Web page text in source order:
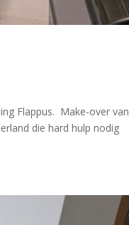
Flappus. Make-over van
die hard hulp nodig